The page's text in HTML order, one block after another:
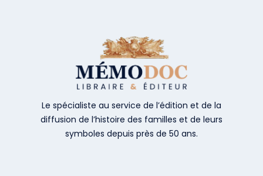
Le spécialiste au service de l’édition et de la
diffusion de l’histoire des familles et de leurs
symboles depuis près de 50 ans.